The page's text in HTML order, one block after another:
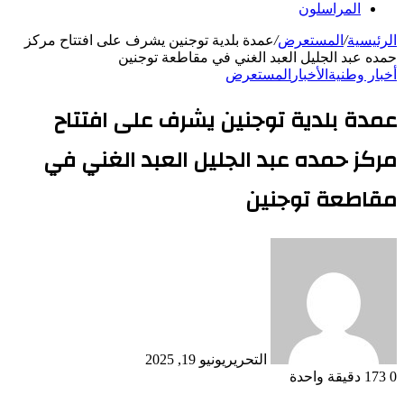
المراسلون
الرئيسية/ المستعرض/عمدة بلدية توجنين يشرف على افتتاح مركز
حمده عبد الجليل العبد الغني في مقاطعة توجنين
أخبار وطنية الأخبار المستعرض
عمدة بلدية توجنين يشرف على افتتاح
مركز حمده عبد الجليل العبد الغني في
مقاطعة توجنين
التحرير يونيو 19, 2025
0
دقيقة واحدة